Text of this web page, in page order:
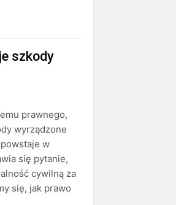
szkody
prawnego,
wyrządzone
w
się pytanie,
cywilną za
się, jak prawo